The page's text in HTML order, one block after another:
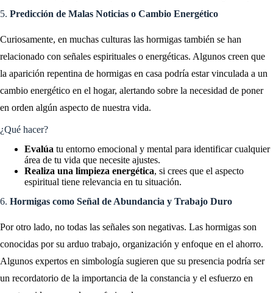
5. Predicción de Malas Noticias o Cambio Energético
Curiosamente, en muchas culturas las hormigas también se han
relacionado con señales espirituales o energéticas. Algunos creen que
la aparición repentina de hormigas en casa podría estar vinculada a un
cambio energético en el hogar, alertando sobre la necesidad de poner
en orden algún aspecto de nuestra vida.
¿Qué hacer?
Evalúa tu entorno emocional y mental para identificar cualquier
área de tu vida que necesite ajustes.
Realiza una limpieza energética, si crees que el aspecto
espiritual tiene relevancia en tu situación.
6. Hormigas como Señal de Abundancia y Trabajo Duro
Por otro lado, no todas las señales son negativas. Las hormigas son
conocidas por su arduo trabajo, organización y enfoque en el ahorro.
Algunos expertos en simbología sugieren que su presencia podría ser
un recordatorio de la importancia de la constancia y el esfuerzo en